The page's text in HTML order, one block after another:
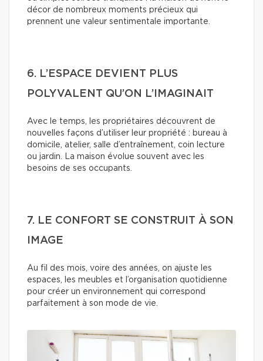
décor de nombreux moments précieux qui
prennent une valeur sentimentale importante.
6. L’ESPACE DEVIENT PLUS
POLYVALENT QU’ON L’IMAGINAIT
Avec le temps, les propriétaires découvrent de
nouvelles façons d’utiliser leur propriété : bureau à
domicile, atelier, salle d’entraînement, coin lecture
ou jardin. La maison évolue souvent avec les
besoins de ses occupants.
7. LE CONFORT SE CONSTRUIT À SON
IMAGE
Au fil des mois, voire des années, on ajuste les
espaces, les meubles et l’organisation quotidienne
pour créer un environnement qui correspond
parfaitement à son mode de vie.